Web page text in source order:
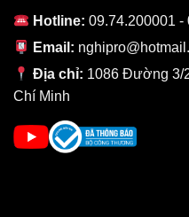
hiệu năng cực khủng cho
xử lí sẽ khiến bạn phải bất
hiện đầy đủ khi truy xuất.
đánh là 2 sản phẩm nhanh
điểm hiện tại.
Hotline: 09.74.200001 -
Email:
Địa chỉ: 1086 Đường 3/
Chí Minh